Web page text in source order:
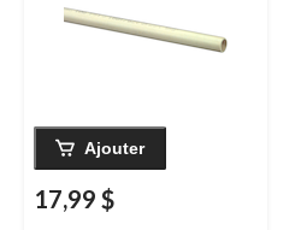
Ajouter
17,99 $